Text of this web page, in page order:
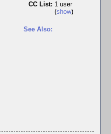
CC List: 1 user
(show)
See Also: